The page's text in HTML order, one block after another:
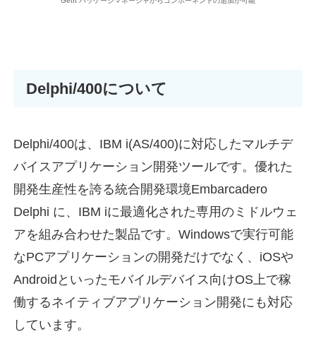
Delphi/400について
Delphi/400は、IBM i(AS/400)に対応したマルチデ
バイスアプリケーション開発ツールです。優れた
開発生産性を誇る統合開発環境Embarcadero
Delphi に、IBM iに最適化された専用のミドルウェ
アを組み合わせた製品です。Windowsで実行可能
なPCアプリケーションの開発だけでなく、iOSや
Androidといったモバイルデバイス向けOS上で稼
働するネイティブアプリケーション開発にも対応
しています。